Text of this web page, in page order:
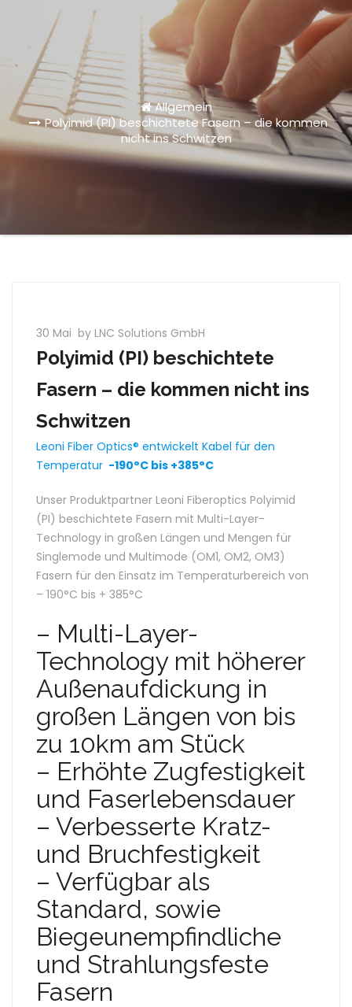
Allgemein
Polyimid (PI) beschichtete Fasern – die kommen
nicht ins Schwitzen
30 Mai by LNC Solutions GmbH
Polyimid (PI) beschichtete
Fasern – die kommen nicht ins
Schwitzen
Leoni Fiber Optics® entwickelt Kabel für den
Temperatur -190°C bis +385°C
Unser Produktpartner Leoni Fiberoptics Polyimid
(PI) beschichtete Fasern mit Multi-Layer-
Technology in großen Längen und Mengen für
Singlemode und Multimode (OM1, OM2, OM3)
Fasern für den Einsatz im Temperaturbereich von
– 190°C bis + 385°C
– Multi-Layer-
Technology mit höherer
Außenaufdickung in
großen Längen von bis
zu 10km am Stück
– Erhöhte Zugfestigkeit
und Faserlebensdauer
– Verbesserte Kratz-
und Bruchfestigkeit
– Verfügbar als
Standard, sowie
Biegeunempfindliche
und Strahlungsfeste
Fasern